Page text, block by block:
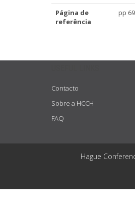
Página de
referência
pp
Contacto
Sobre a HCCH
FAQ
Hague